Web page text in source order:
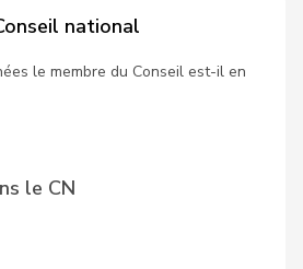
national
le membre du Conseil est-il en
le CN